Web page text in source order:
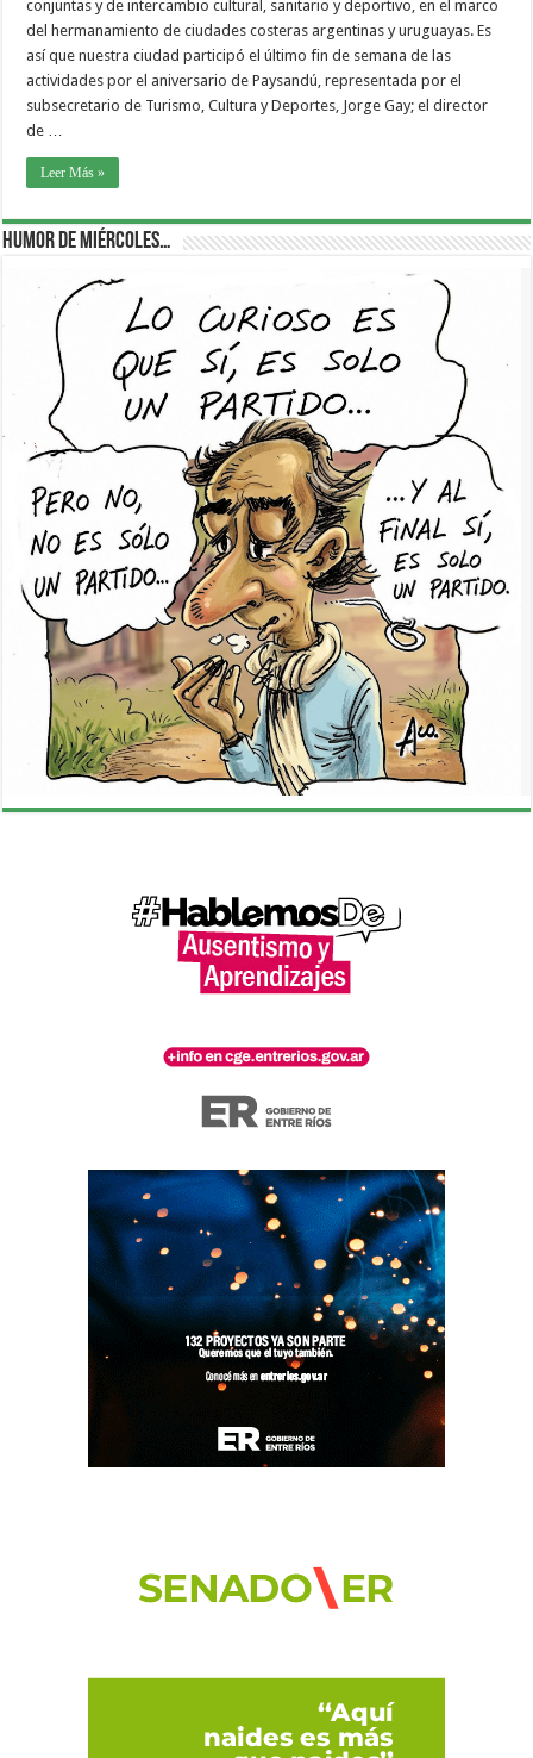
conjuntas y de intercambio cultural, sanitario y deportivo, en el marco
del hermanamiento de ciudades costeras argentinas y uruguayas. Es
así que nuestra ciudad participó el último fin de semana de las
actividades por el aniversario de Paysandú, representada por el
subsecretario de Turismo, Cultura y Deportes, Jorge Gay; el director
de …
Leer Más »
Humor de Miércoles…